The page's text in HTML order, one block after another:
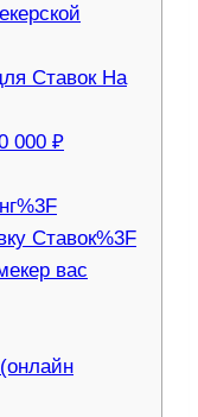
Ставок На
000 ₽
Ставок%3F
вас